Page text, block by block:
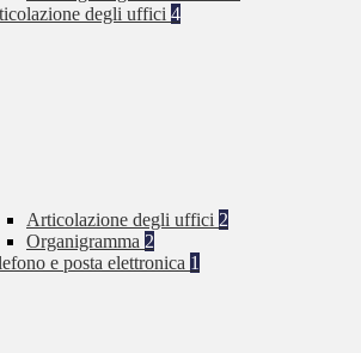
degli uffici 4
Articolazione degli uffici 2
Organigramma 2
e posta elettronica 1